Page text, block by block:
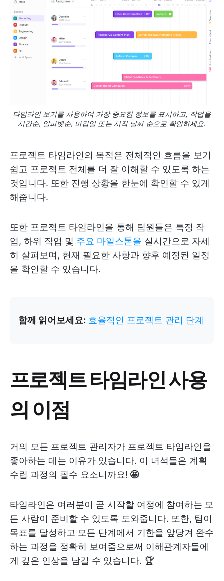
타임라인 보기를 사용하여 가장 중요한 정보를 표시하고, 작업을
시간순, 알파벳순, 마감일 또는 시작 날짜 순으로 확인하세요.
프로젝트 타임라인의 목적은 전체적인 흐름을 보기
쉽고 프로젝트 전체를 더 잘 이해할 수 있도록 하는
것입니다. 또한 진행 상황을 한눈에 확인할 수 있게
해줍니다.
또한 프로젝트 타임라인을 통해 팀원들은 특정 작
업, 하위 작업 및 주요 마일스톤을 실시간으로 자세
히 살펴보며, 현재 필요한 사항과 향후 예정된 일정
을 확인할 수 있습니다.
함께 읽어보세요: 효율적인 프로젝트 관리 단계
프로젝트 타임라인 사용
의 이점
거의 모든 프로젝트 관리자가 프로젝트 타임라인을
좋아하는 데는 이유가 있습니다. 이 녀석들은 계획
수립 과정의 필수 요소니까요! 🤩
타임라인은 여러분이 곧 시작할 여정에 참여하는 모
든 사람이 준비할 수 있도록 도와줍니다. 또한, 팀이
목표를 달성하고 모든 단계에서 기한을 앞당겨 완수
하는 과정을 정확히 보여줌으로써 이해관계자들에
게 깊은 인상을 남길 수 있습니다. 🏆